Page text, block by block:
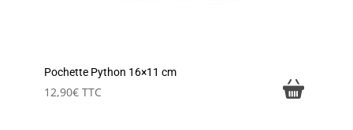
Pochette Python 16×11 cm
12,90€ TTC